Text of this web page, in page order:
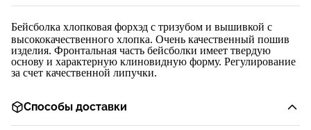
Бейсболка хлопковая форхэд с тризубом и вышивкой с
высококачественного хлопка. Очень качественный пошив
изделия. Фронтальная часть бейсболки имеет твердую
основу и характерную клиновидную форму. Регулирование
за счет качественной липучки.
Способы доставки